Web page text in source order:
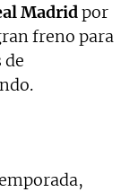
Madridpor
freno para
de